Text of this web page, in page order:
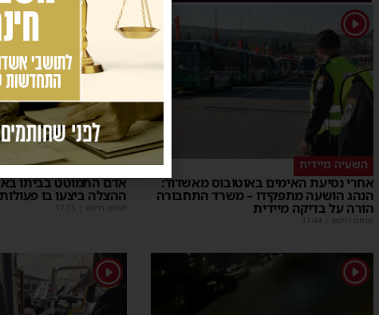
1
השעיה מיידית
אחרי נסיעת האימים באוטובוס מאשדוד:
הנהג הושעה מתפקידו – משרד התחבורה
הורה על בדיקה מיידית
מנחם דויטש 17:44
ליבו שב לפעום
אדם התמוטט בביתו
ההצלה ביצעו בו
מנחם דויטש 17:35
1
1